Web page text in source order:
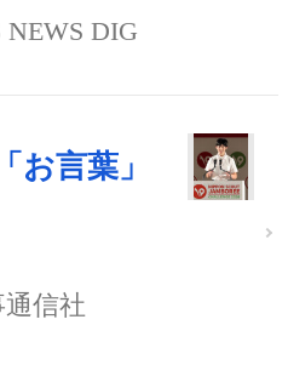
NEWS DIG
お言葉」
通信社